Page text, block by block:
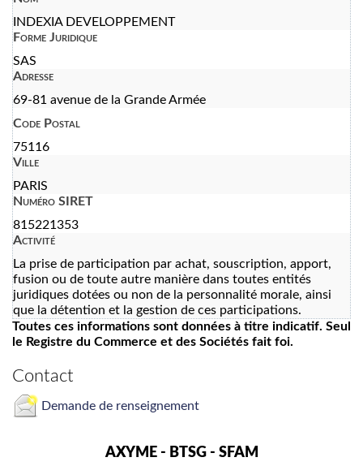
INDEXIA DEVELOPPEMENT
Forme Juridique
SAS
Adresse
69-81 avenue de la Grande Armée
Code Postal
75116
Ville
PARIS
Numéro SIRET
815221353
Activité
La prise de participation par achat, souscription, apport,
fusion ou de toute autre manière dans toutes entités
juridiques dotées ou non de la personnalité morale, ainsi
que la détention et la gestion de ces participations.
Toutes ces informations sont données à titre indicatif. Seul
le Registre du Commerce et des Sociétés fait foi.
Contact
Demande de renseignement
AXYME - BTSG - SFAM